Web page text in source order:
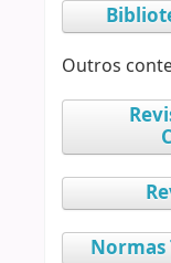
Outros
Normas